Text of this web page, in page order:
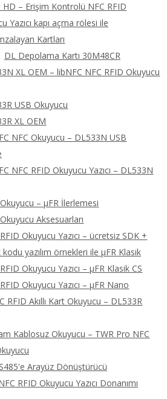
HD – Erişim Kontrolü NFC RFID
Yazıcı kapı açma rölesi ile
Kartları
DL Depolama Kartı 30M48CR
XL OEM – libNFC NFC RFID Okuyucu
USB Okuyucu
XL OEM
NFC Okuyucu – DL533N USB
NFC RFID Okuyucu Yazıcı – DL533N
– μFR İlerlemesi
Aksesuarları
Okuyucu Yazıcı – ücretsiz SDK +
yazılım örnekleri ile μFR Klasik
Okuyucu Yazıcı – μFR Klasik CS
Okuyucu Yazıcı – μFR Nano
RFID Akıllı Kart Okuyucu – DL533R
Kablosuz Okuyucu – TWR Pro NFC
Arayüz Dönüştürücü
RFID Okuyucu Yazıcı Donanımı